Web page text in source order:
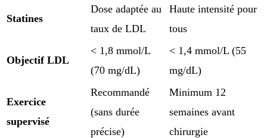
Statines
Dose adaptée au
taux de LDL
Haute intensité pour
tous
Objectif LDL
< 1,8 mmol/L
(70 mg/dL)
< 1,4 mmol/L (55
mg/dL)
Exercice
supervisé
Recommandé
(sans durée
précise)
Minimum 12
semaines avant
chirurgie